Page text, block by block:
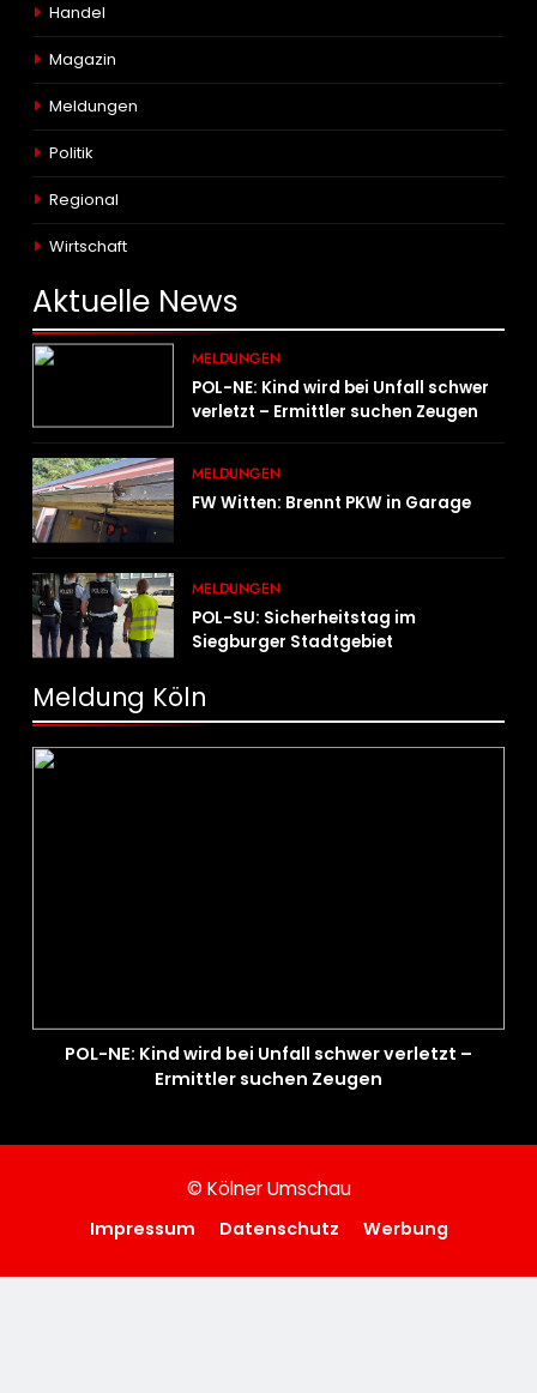
Handel
Magazin
Meldungen
Politik
Regional
Wirtschaft
Aktuelle News
MELDUNGEN
POL-NE: Kind wird bei Unfall schwer
verletzt – Ermittler suchen Zeugen
MELDUNGEN
FW Witten: Brennt PKW in Garage
MELDUNGEN
POL-SU: Sicherheitstag im
Siegburger Stadtgebiet
Meldung Köln
POL-NE: Kind wird bei Unfall schwer verletzt –
Ermittler suchen Zeugen
© Kölner Umschau
Impressum Datenschutz Werbung